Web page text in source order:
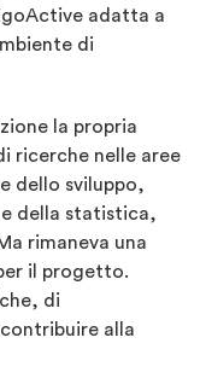
adatta a
di
la propria
ricerche nelle aree
dello sviluppo,
della statistica,
rimaneva una
il progetto.
di
alla